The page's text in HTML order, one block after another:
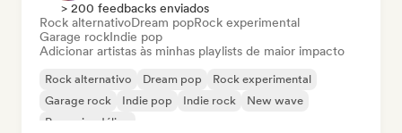
> 200 feedbacks enviados
Rock alternativoDream popRock experimental
Garage rockIndie pop
Adicionar artistas às minhas playlists de maior impacto
Rock alternativo Dream pop
Rock experimental
Garage rock
Indie pop Indie rock
New wave
Pop psicodélico